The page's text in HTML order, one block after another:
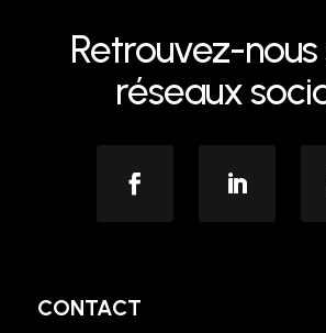
Retrouvez-nous
réseaux
CONTACT